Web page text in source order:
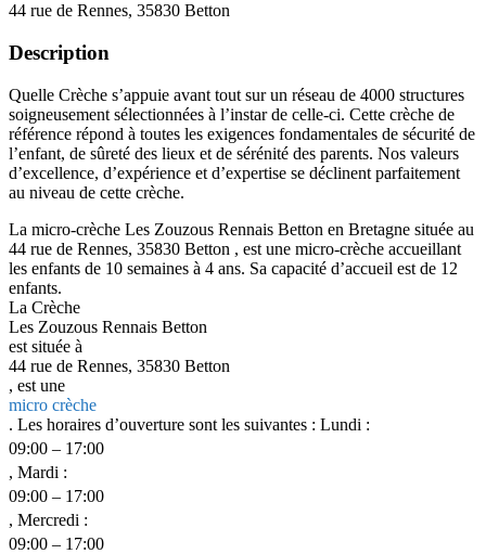
44 rue de Rennes, 35830 Betton
Description
Quelle Crèche s’appuie avant tout sur un réseau de 4000 structures
soigneusement sélectionnées à l’instar de celle-ci. Cette crèche de
référence répond à toutes les exigences fondamentales de sécurité de
l’enfant, de sûreté des lieux et de sérénité des parents. Nos valeurs
d’excellence, d’expérience et d’expertise se déclinent parfaitement
au niveau de cette crèche.
La micro-crèche Les Zouzous Rennais Betton en Bretagne située au
44 rue de Rennes, 35830 Betton , est une micro-crèche accueillant
les enfants de 10 semaines à 4 ans. Sa capacité d’accueil est de 12
enfants.
La Crèche
Les Zouzous Rennais Betton
est située à
44 rue de Rennes, 35830 Betton
, est une
micro crèche
. Les horaires d’ouverture sont les suivantes : Lundi :
09:00 – 17:00
, Mardi :
09:00 – 17:00
, Mercredi :
09:00 – 17:00